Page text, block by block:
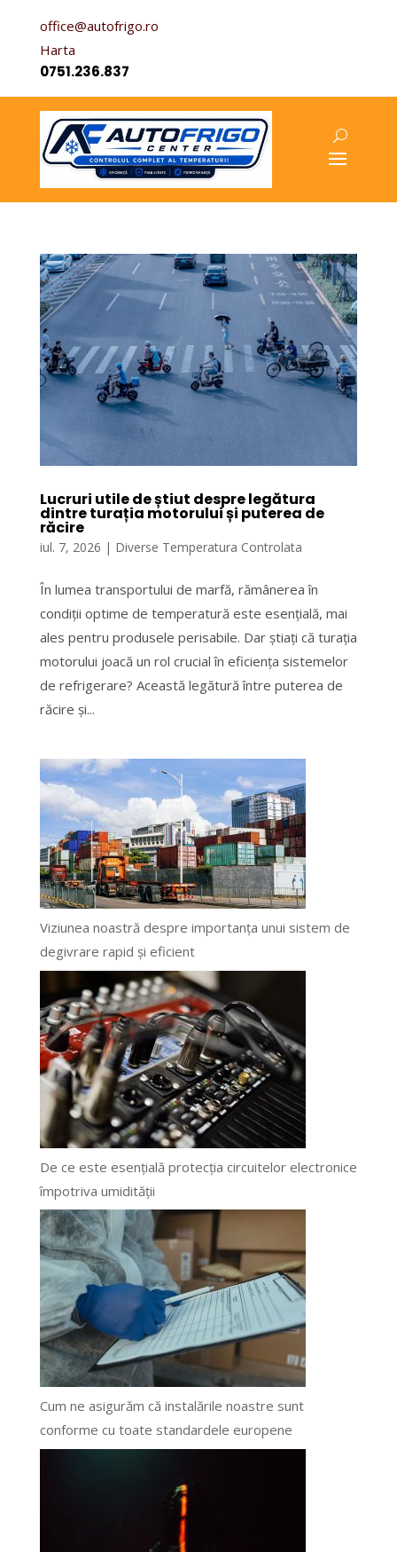
office@autofrigo.ro
Harta
0751.236.837
Lucruri utile de știut despre legătura
dintre turația motorului și puterea de
răcire
iul. 7, 2026 | Diverse Temperatura Controlata
În lumea transportului de marfă, rămânerea în
condiții optime de temperatură este esențială, mai
ales pentru produsele perisabile. Dar știați că turația
motorului joacă un rol crucial în eficiența sistemelor
de refrigerare? Această legătură între puterea de
răcire și...
Viziunea noastră despre importanța unui sistem de
degivrare rapid și eficient
De ce este esențială protecția circuitelor electronice
împotriva umidității
Cum ne asigurăm că instalările noastre sunt
conforme cu toate standardele europene